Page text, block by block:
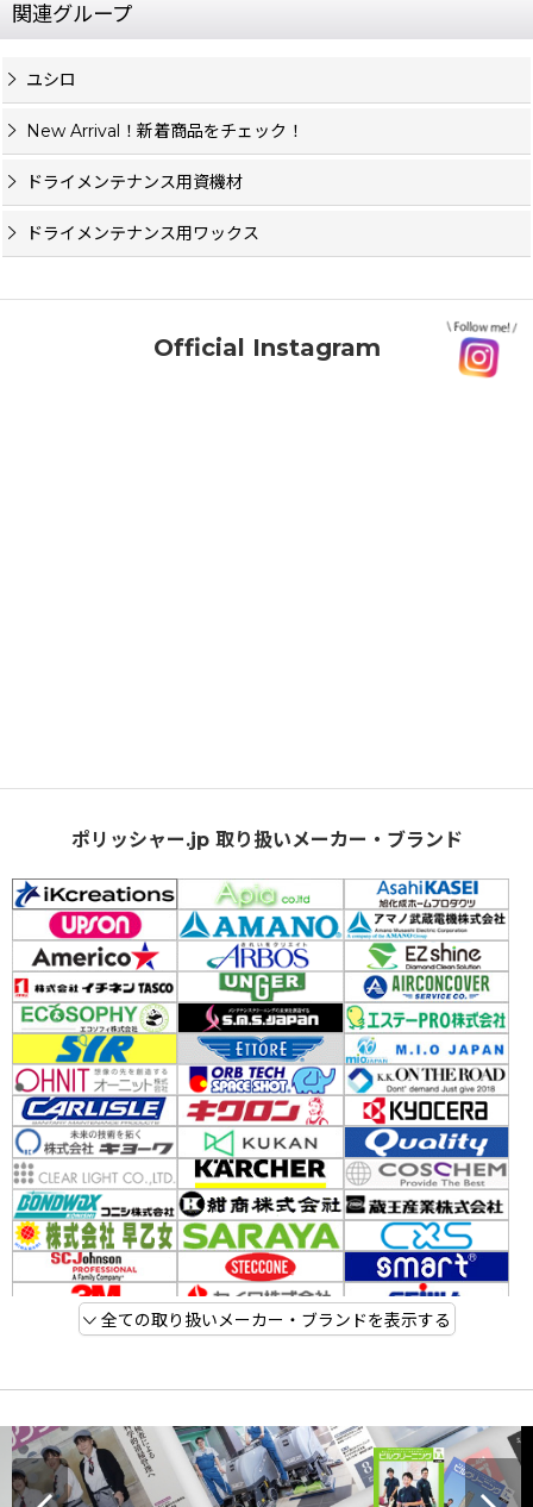
関連グループ
ユシロ
New Arrival！新着商品をチェック！
ドライメンテナンス用資機材
ドライメンテナンス用ワックス
Official Instagram
ポリッシャー.jp 取り扱いメーカー・ブランド
全ての取り扱いメーカー・ブランドを表示する